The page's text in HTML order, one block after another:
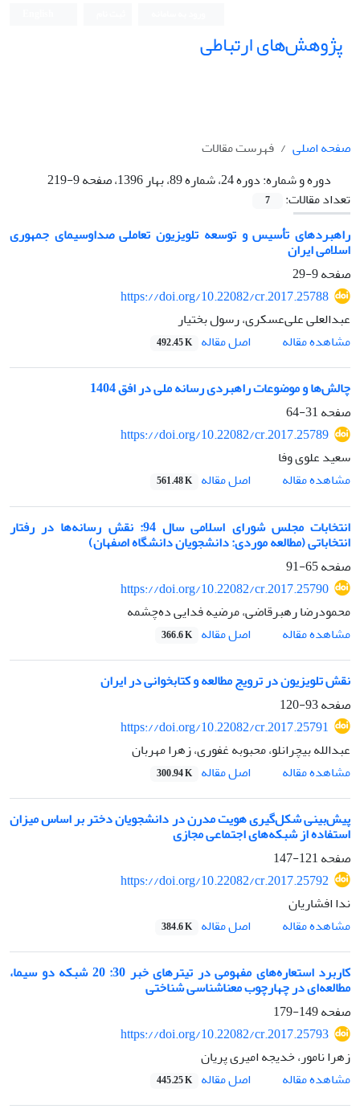
پژوهش‌های ارتباطی
صفحه اصلی
فهرست مقالات
دوره و شماره:دوره 24، شماره 89، بهار 1396، صفحه 9-219
تعداد مقالات:
7
راهبردهای تأسیس و توسعه تلویزیون تعاملی صداوسیمای جمهوری
اسلامی ایران
صفحه9-29
https://doi.org/10.22082/cr.2017.25788
عبدالعلی علی‌عسکری، رسول بختیار
مشاهده مقاله
اصل مقاله 492.45 K
چالش‌ها و موضوعات راهبردی رسانه ملی در افق 1404
صفحه31-64
https://doi.org/10.22082/cr.2017.25789
سعید علوی وفا
مشاهده مقاله
اصل مقاله 561.48 K
انتخابات مجلس شورای اسلامی سال 94: نقش رسانه‌ها در رفتار
انتخاباتی (مطالعه موردی: دانشجویان دانشگاه اصفهان)
صفحه65-91
https://doi.org/10.22082/cr.2017.25790
محمودرضا رهبر‌قاضی، مرضیه فدایی ده‌چشمه
مشاهده مقاله
اصل مقاله 366.6 K
نقش تلویزیون در ترویج مطالعه و کتابخوانی در ایران
صفحه93-120
https://doi.org/10.22082/cr.2017.25791
عبدالله بیچرانلو، محبوبه غفوری، زهرا مهربان
مشاهده مقاله
اصل مقاله 300.94 K
پیش‌بینی شکل‌گیری هویت مدرن در دانشجویان دختر بر اساس میزان
استفاده از شبکه‌های اجتماعی مجازی
صفحه121-147
https://doi.org/10.22082/cr.2017.25792
ندا افشاریان
مشاهده مقاله
اصل مقاله 384.6 K
کاربرد استعاره‌های مفهومی در تیترهای خبر 30: 20 شبکه دو سیما،
مطالعه‌ای در چهارچوب معناشناسی شناختی
صفحه149-179
https://doi.org/10.22082/cr.2017.25793
زهرا نامور، خدیجه امیری پریان
مشاهده مقاله
اصل مقاله 445.25 K